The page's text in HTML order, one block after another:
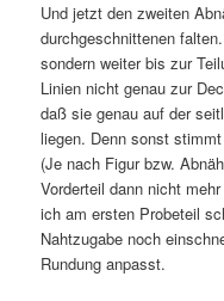
Und jetzt den zweiten
durchgeschnittenen
sondern weiter bis zur
Linien nicht genau zur
daß sie genau auf der
liegen. Denn sonst
(Je nach Figur bzw.
Vorderteil dann nicht
ich am ersten Probeteil
Nahtzugabe noch
Rundung anpasst.